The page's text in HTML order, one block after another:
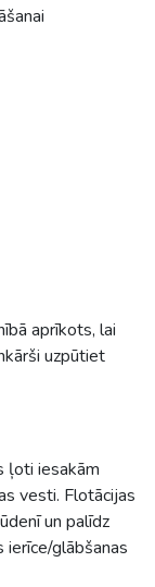
aprīkots, lai
uzpūtiet
ļoti iesakām
vesti. Flotācijas
un palīdz
glābšanas